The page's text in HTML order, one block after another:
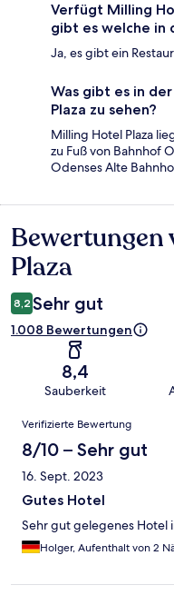
Verfügt Milling
gibt es welche in
Ja, es gibt ein
Was gibt es in
Plaza zu sehen?
Milling Hotel Plaza
zu Fuß von Bahnhof
Odenses Alte
Bewertungen
Plaza
8,2 Sehr gut
1.008 Bewertungen
8,4
Sauberkeit
Bewertungen
Verifizierte Bewertung
8/10 – Sehr gut
16. Sept. 2023
Gutes Hotel
Sehr gut gelegenes Hotel
Holger, Aufenthalt von 2